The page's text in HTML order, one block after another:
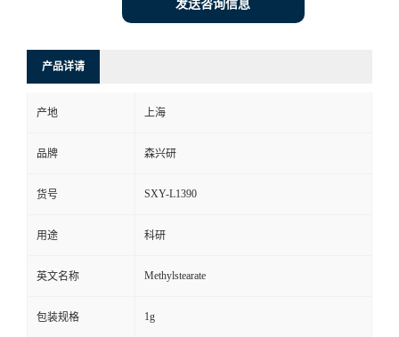
发送咨询信息
产品详请
产地 上海
品牌 森兴研
货号 SXY-L1390
用途 科研
英文名称 Methylstearate
包装规格 1g